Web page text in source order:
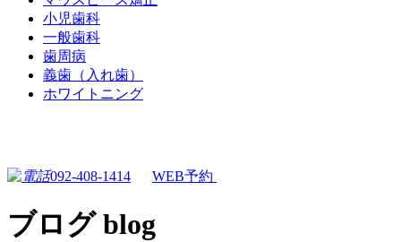
小児歯科
一般歯科
歯周病
義歯（入れ歯）
ホワイトニング
092-408-1414 WEB予約
ブログ blog